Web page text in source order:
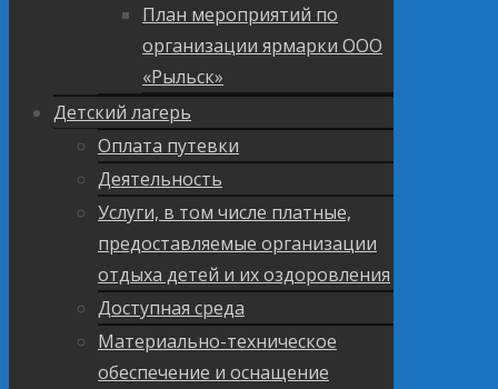
План мероприятий по
организации ярмарки ООО
«Рыльск»
Детский лагерь
Оплата путевки
Деятельность
Услуги, в том числе платные,
предоставляемые организации
отдыха детей и их оздоровления
Доступная среда
Материально-техническое
обеспечение и оснащение